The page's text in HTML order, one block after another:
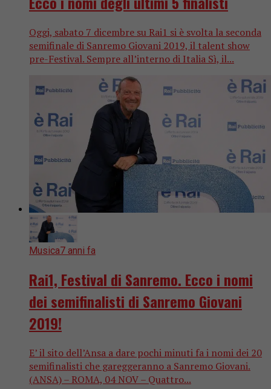
Oggi, sabato 7 dicembre su Rai1 si è svolta la seconda
semifinale di Sanremo Giovani 2019, il talent show
pre-Festival. Sempre all’interno di Italia Sì, il...
Musica7 anni fa
Rai1, Festival di Sanremo. Ecco i nomi
dei semifinalisti di Sanremo Giovani
2019!
E’ il sito dell’Ansa a dare pochi minuti fa i nomi dei 20
semifinalisti che gareggeranno a Sanremo Giovani.
(ANSA) – ROMA, 04 NOV – Quattro...